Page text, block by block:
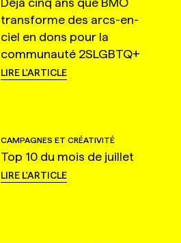
transforme des arcs-en-
ciel en dons pour la
communauté 2SLGBTQ+
LIRE L'ARTICLE
CAMPAGNES ET CRÉATIVITÉ
Top 10 du mois de juillet
LIRE L'ARTICLE